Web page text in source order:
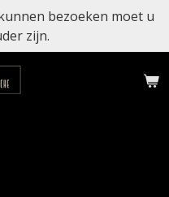
bezoeken moet u
zijn.